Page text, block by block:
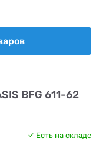
BFG 611-62
Есть на складе